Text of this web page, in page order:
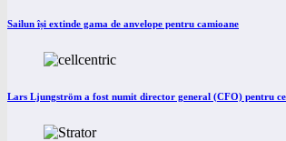
Sailun își extinde gama de anvelope pentru camioane
Lars Ljungström a fost numit director general (CFO) pentru